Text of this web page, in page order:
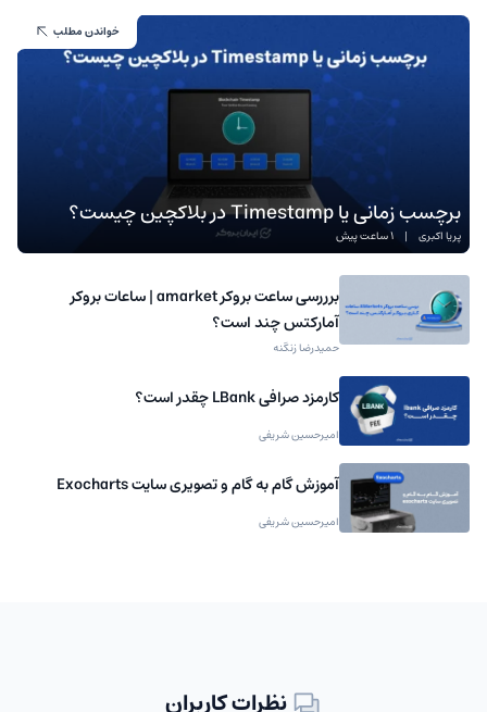
برچسب زمانی یا Timestamp در بلاکچین چیست؟
پریا اکبری | 1 ساعت پیش
خواندن مطلب
برررسی ساعت بروکر amarket | ساعات بروکر
آمارکتس چند است؟
حمیدرضا زنگنه
کارمزد صرافی LBank چقدر است؟
امیرحسین شریفی
آموزش گام به گام و تصویری سایت Exocharts
امیرحسین شریفی
نظرات کاربران